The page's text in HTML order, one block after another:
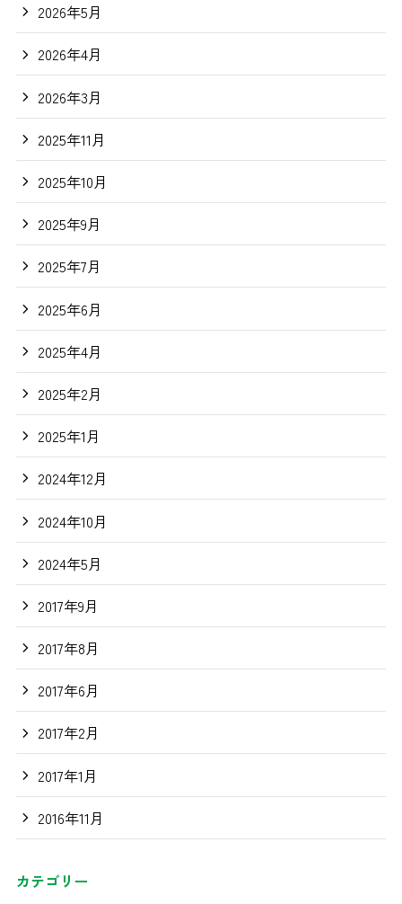
2026年5月
2026年4月
2026年3月
2025年11月
2025年10月
2025年9月
2025年7月
2025年6月
2025年4月
2025年2月
2025年1月
2024年12月
2024年10月
2024年5月
2017年9月
2017年8月
2017年6月
2017年2月
2017年1月
2016年11月
カテゴリー